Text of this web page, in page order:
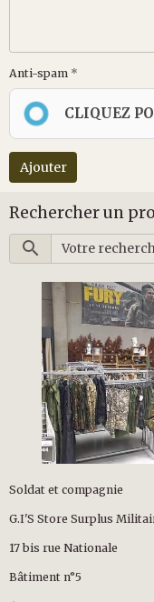
Anti-spam
CLIQUEZ
Ajouter
Rechercher un
Soldat et compagnie
G.I'S Store Surplus
17 bis rue Nationale
Bâtiment n°5